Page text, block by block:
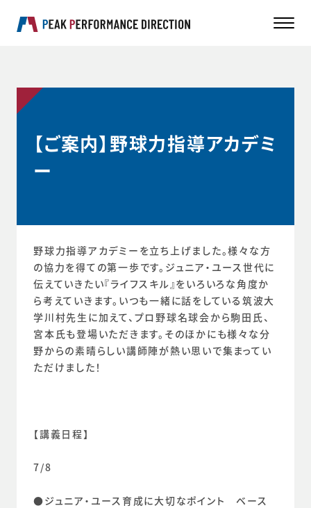
【ご案内】野球力指導アカデミ
ー
野球力指導アカデミーを立ち上げました。様々な方
の協力を得ての第一歩です。ジュニア・ユース世代に
伝えていきたい『ライフスキル』をいろいろな角度か
ら考えていきます。いつも一緒に話をしている筑波大
学川村先生に加えて、プロ野球名球会から駒田氏、
宮本氏も登場いただきます。そのほかにも様々な分
野からの素晴らしい講師陣が熱い思いで集まってい
ただけました！
【講義日程】
7/8
●ジュニア・ユース育成に大切なポイント　ベース